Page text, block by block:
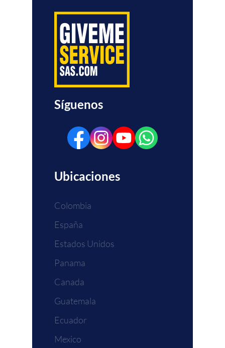
Síguenos
Ubicaciones
Colombia
España
Estados Unidos
Panama
Canada
Guatemala
Ecuador
Mexico